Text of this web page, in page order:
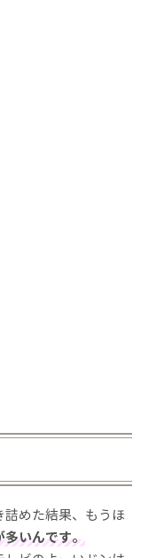
めた結果、もうほ
多いんです。